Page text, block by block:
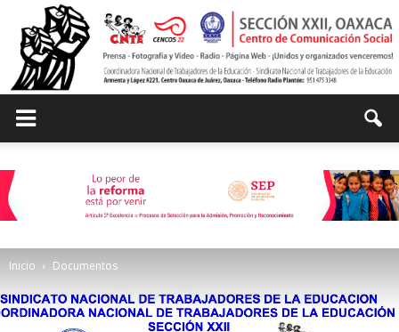
de
Comunicación
Inicio Documentos